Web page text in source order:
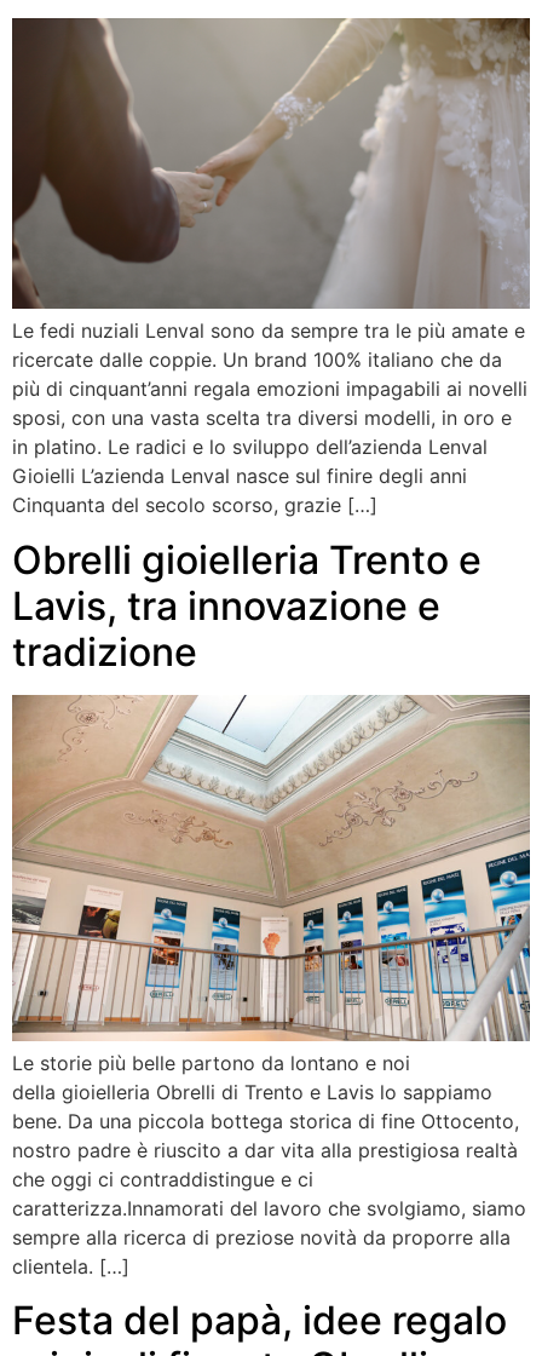
Le fedi nuziali Lenval sono da sempre tra le più amate e
ricercate dalle coppie. Un brand 100% italiano che da
più di cinquant’anni regala emozioni impagabili ai novelli
sposi, con una vasta scelta tra diversi modelli, in oro e
in platino. Le radici e lo sviluppo dell’azienda Lenval
Gioielli L’azienda Lenval nasce sul finire degli anni
Cinquanta del secolo scorso, grazie […]
Obrelli gioielleria Trento e
Lavis, tra innovazione e
tradizione
Le storie più belle partono da lontano e noi
della gioielleria Obrelli di Trento e Lavis lo sappiamo
bene. Da una piccola bottega storica di fine Ottocento,
nostro padre è riuscito a dar vita alla prestigiosa realtà
che oggi ci contraddistingue e ci
caratterizza.Innamorati del lavoro che svolgiamo, siamo
sempre alla ricerca di preziose novità da proporre alla
clientela. […]
Festa del papà, idee regalo